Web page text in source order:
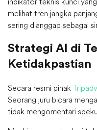
melihat tren jangka
sering dianggap sebagai
Strategi AI di
Ketidakpastian
Secara resmi pihak
Seorang juru bicara
tidak mengomentari